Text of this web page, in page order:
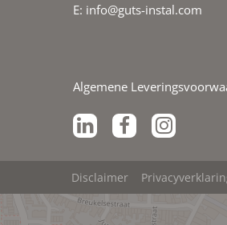
E: info@guts-instal.com
Algemene
Disclaimer